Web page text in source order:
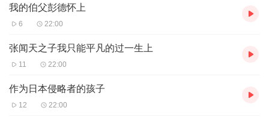
我的伯父彭德怀上
6 22:00
张闻天之子我只能平凡的过一生上
11 22:00
作为日本侵略者的孩子
12 22:00